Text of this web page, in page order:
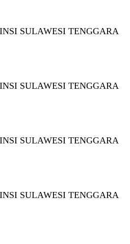
SULAWESI TENGGARA
SULAWESI TENGGARA
SULAWESI TENGGARA
SULAWESI TENGGARA